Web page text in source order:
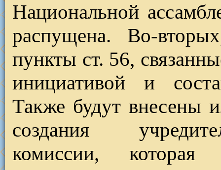
Национальной
распущена. Во-
пункты ст. 56,
инициативой и
Также будут внесены
создания
комиссии, которая